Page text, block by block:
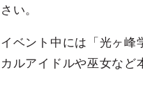
さい。
イベント中には「光ヶ峰
カルアイドルや巫女など